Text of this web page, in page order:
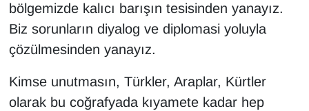
bölgemizde kalıcı barışın tesisinden yanayız.
Biz sorunların diyalog ve diplomasi yoluyla
çözülmesinden yanayız.
Kimse unutmasın, Türkler, Araplar, Kürtler
olarak bu coğrafyada kıyamete kadar hep